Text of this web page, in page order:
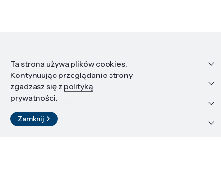
Informacje
Edukacja i kariera
Zasoby i materiały
Kontakt
Ta strona używa plików cookies.
Kontynuując przeglądanie strony
zgadzasz się z polityką
prywatności.
Zamknij